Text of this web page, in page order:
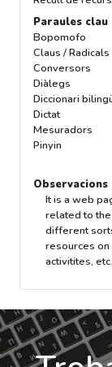
Paraules clau
Bopomofo
Claus / Radicals
Conversors
Diàlegs
Diccionari
Dictat
Mesuradors
Pinyin
Observacions
It is a web
related to
different
resources on
activitites, etc.